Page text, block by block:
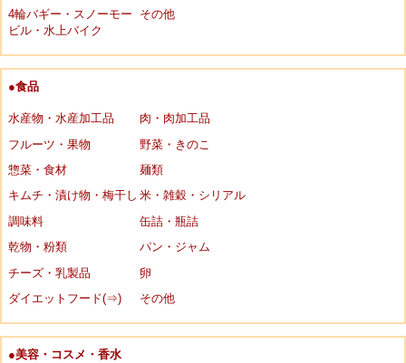
4輪バギー・スノーモー
ビル・水上バイク
その他
●食品
水産物・水産加工品
肉・肉加工品
フルーツ・果物
野菜・きのこ
惣菜・食材
麺類
キムチ・漬け物・梅干し 米・雑穀・シリアル
調味料
缶詰・瓶詰
乾物・粉類
パン・ジャム
チーズ・乳製品
卵
ダイエットフード(⇒)
その他
●美容・コスメ・香水